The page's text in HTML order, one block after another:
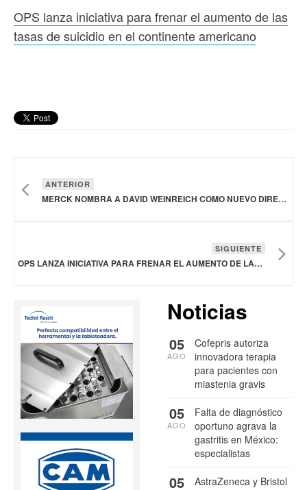
OPS lanza iniciativa para frenar el aumento de las
tasas de suicidio en el continente americano
ANTERIOR
MERCK NOMBRA A DAVID WEINREICH COMO NUEVO DIRECTOR GLOBAL DE I+D Y DIRECTOR MÉDICO DEL SECTOR SANITARIO
SIGUIENTE
OPS LANZA INICIATIVA PARA FRENAR EL AUMENTO DE LAS TASAS DE SUICIDIO EN EL CONTINENTE AMERICANO
Noticias
Cofepris autoriza
innovadora terapia
para pacientes con
miastenia gravis
05
AGO
Falta de diagnóstico
oportuno agrava la
gastritis en México:
especialistas
05
AGO
AstraZeneca y Bristol
05